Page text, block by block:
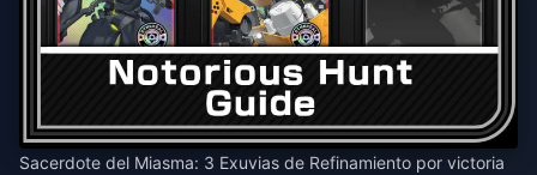
Sacerdote del Miasma: 3 Exuvias de Refinamiento por victoria